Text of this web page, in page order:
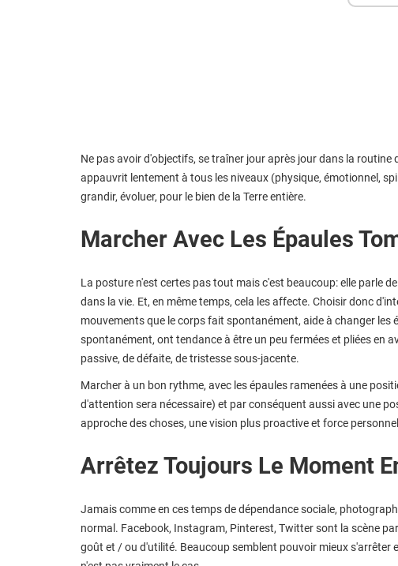
Ne pas avoir d'objectifs, se traîner jour après jour dans la routine
appauvrit lentement à tous les niveaux (physique, émotionnel,
grandir, évoluer, pour le bien de la Terre entière.
Marcher Avec Les Épaules
La posture n'est certes pas tout mais c'est beaucoup: elle parle
dans la vie. Et, en même temps, cela les affecte. Choisir donc
mouvements que le corps fait spontanément, aide à changer les
spontanément, ont tendance à être un peu fermées et pliées
passive, de défaite, de tristesse sous-jacente.
Marcher à un bon rythme, avec les épaules ramenées à une
d'attention sera nécessaire) et par conséquent aussi avec une
approche des choses, une vision plus proactive et force
Arrêtez Toujours Le Moment
Jamais comme en ces temps de dépendance sociale,
normal. Facebook, Instagram, Pinterest, Twitter sont la scène
goût et / ou d'utilité. Beaucoup semblent pouvoir mieux s'arrêter